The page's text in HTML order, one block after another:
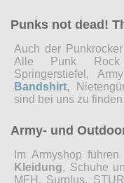
Punks not dead!
Auch der
Alle Punk Rock
Springerstiefel,
Bandshirt,
sind bei uns zu finden.
Army- und
Im Armyshop
Kleidung, Schuhe
MFH, Surplus,